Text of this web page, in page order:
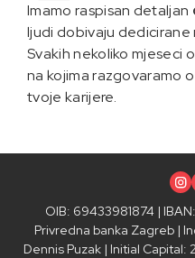
Imamo raspisan detaljan
ljudi dobivaju dedicirane
Svakih nekoliko mjeseci
na kojima razgovaramo
tvoje karijere.
OIB: 69433981874 |
Privredna banka Zagreb |
Dennis Puzak | Initial